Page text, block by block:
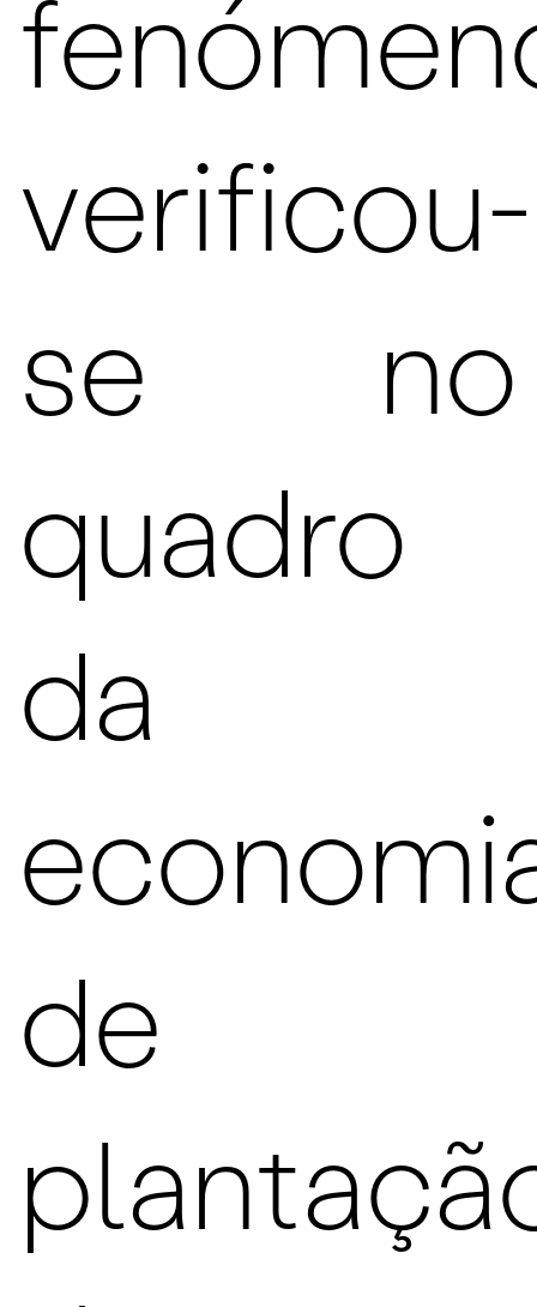
verificou-
se no
quadro
da
de